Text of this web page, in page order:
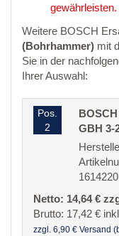
gewährleisten.
Weitere BOSCH
(Bohrhammer) mit
Sie in der
Ihrer Auswahl:
Pos.
2
GBH 3-
Netto: 14,64 €
Brutto: 17,42 €
zzgl. 6,90 € Versand